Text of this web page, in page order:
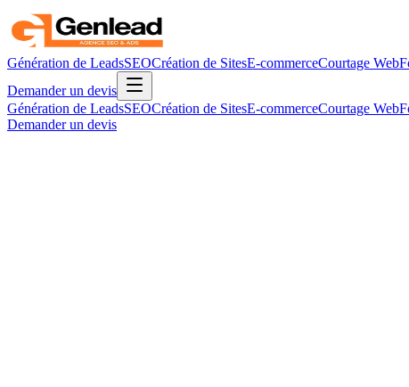
Génération de LeadsSEOCréation de SitesE-commerceCourtage Web
Demander un devis
Génération de LeadsSEOCréation de SitesE-commerceCourtage Web
Demander un devis